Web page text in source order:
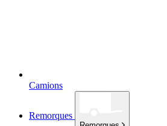
Camions
Remorques